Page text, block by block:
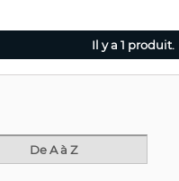
Il y a 1 produit.
De A à Z